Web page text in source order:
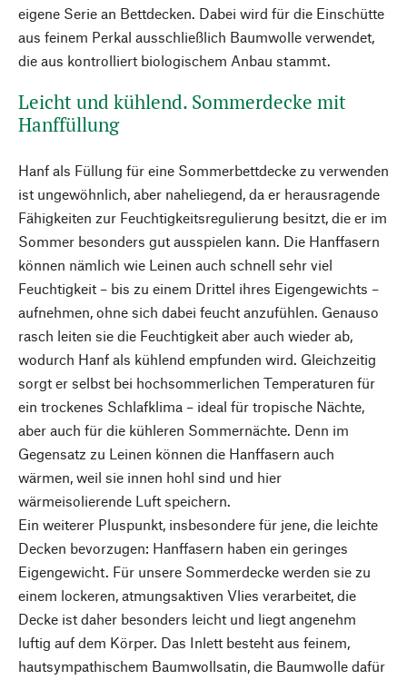
eigene Serie an Bettdecken. Dabei wird für die Einschütte
aus feinem Perkal ausschließlich Baumwolle verwendet,
die aus kontrolliert biologischem Anbau stammt.
Leicht und kühlend. Sommerdecke mit
Hanffüllung
Hanf als Füllung für eine Sommerbettdecke zu verwenden
ist ungewöhnlich, aber naheliegend, da er herausragende
Fähigkeiten zur Feuchtigkeitsregulierung besitzt, die er im
Sommer besonders gut ausspielen kann. Die Hanffasern
können nämlich wie Leinen auch schnell sehr viel
Feuchtigkeit – bis zu einem Drittel ihres Eigengewichts –
aufnehmen, ohne sich dabei feucht anzufühlen. Genauso
rasch leiten sie die Feuchtigkeit aber auch wieder ab,
wodurch Hanf als kühlend empfunden wird. Gleichzeitig
sorgt er selbst bei hochsommerlichen Temperaturen für
ein trockenes Schlafklima – ideal für tropische Nächte,
aber auch für die kühleren Sommernächte. Denn im
Gegensatz zu Leinen können die Hanffasern auch
wärmen, weil sie innen hohl sind und hier
wärmeisolierende Luft speichern.
Ein weiterer Pluspunkt, insbesondere für jene, die leichte
Decken bevorzugen: Hanffasern haben ein geringes
Eigengewicht. Für unsere Sommerdecke werden sie zu
einem lockeren, atmungsaktiven Vlies verarbeitet, die
Decke ist daher besonders leicht und liegt angenehm
luftig auf dem Körper. Das Inlett besteht aus feinem,
hautsympathischem Baumwollsatin, die Baumwolle dafür